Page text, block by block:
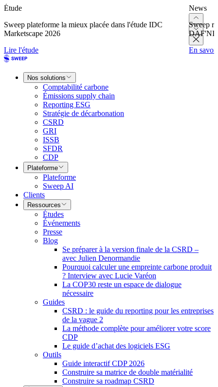
Étude
Sweep plateforme la mieux placée dans l'étude IDC
Marketscape 2026
Lire l'étude
News
Sweep
En
Nos solutions
Comptabilité carbone
Émissions supply chain
Reporting ESG
Stratégie de décarbonation
CSRD
GRI
ISSB
SFDR
CDP
Plateforme
Plateforme
Sweep AI
Clients
Ressources
Études
Événements
Presse
Blog
Se préparer à la version finale de la CSRD –
avec Julien Denormandie
Pourquoi calculer une empreinte carbone produit
? Interview avec Lucie Varéon
La COP30 reste un espace de dialogue
nécessaire
Guides
CSRD : le guide du reporting pour les entreprises
de la vague 2
La méthode complète pour améliorer votre score
CDP
Le guide d’achat des logiciels ESG
Outils
Guide interactif CDP 2026
Construire sa matrice de double matérialité
Construire sa roadmap CSRD